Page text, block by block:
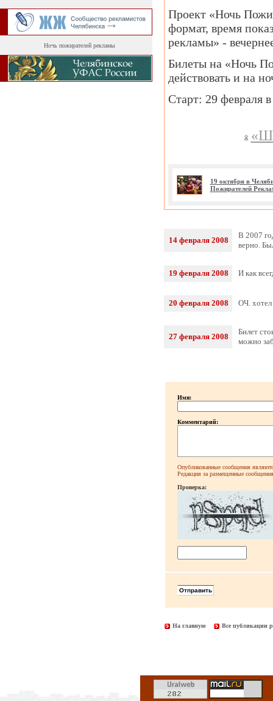
Ночь пожирателей рекламы
Проект «Ночь
формат, время
рекламы» -
Билеты на «Ночь
действовать и на
Старт: 29 февраля
19 октября в
Пожирателей
14 февраля 2008
В 2007
верно.
19 февраля 2008 И как
20 февраля 2008 ОЧ.
27 февраля 2008
Билет
можно
Имя:
Комментарий:
Опубликованные сообщения
Редакция за размещенные сообщения
Проверка:
На главную Все публикации